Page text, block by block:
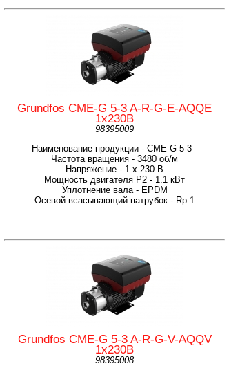
Grundfos CME-G 5-3 A-R-G-E-AQQE
1х230В
98395009
Наименование продукции - CME-G 5-3
Частота вращения - 3480 об/м
Напряжение - 1 х 230 В
Мощность двигателя P2 - 1.1 кВт
Уплотнение вала - EPDM
Осевой всасывающий патрубок - Rp 1
Grundfos CME-G 5-3 A-R-G-V-AQQV
1х230В
98395008